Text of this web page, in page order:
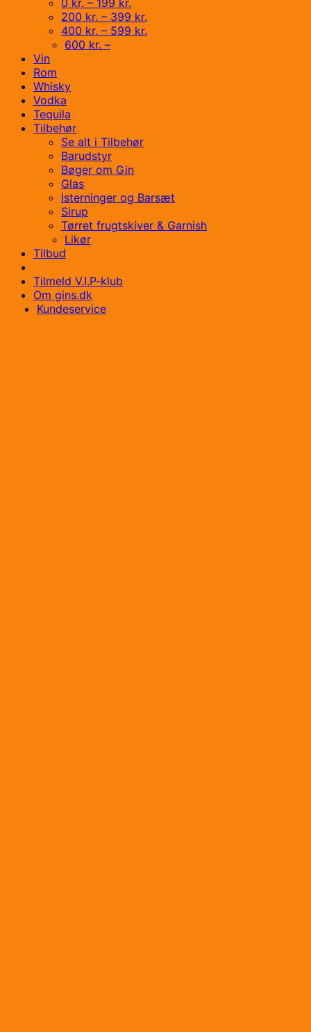
0 kr. – 199 kr.
200 kr. – 399 kr.
400 kr. – 599 kr.
600 kr. –
Vin
Rom
Whisky
Vodka
Tequila
Tilbehør
Se alt i Tilbehør
Barudstyr
Bøger om Gin
Glas
Isterninger og Barsæt
Sirup
Tørret frugtskiver & Garnish
Likør
Tilbud
Tilmeld V.I.P-klub
Om gins.dk
Kundeservice